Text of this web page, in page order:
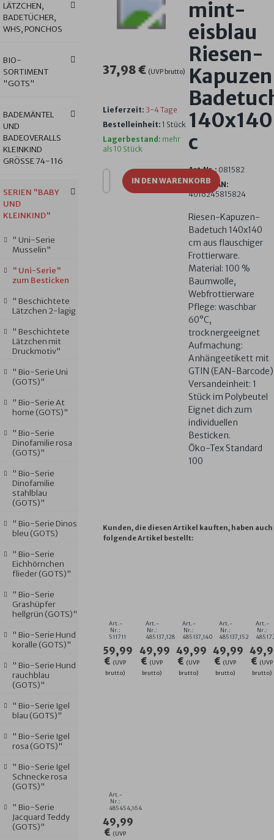
LÄTZCHEN,
BADETÜCHER,
WHS, PONCHOS
BIO-
SORTIMENT
"GOTS"
BADEMÄNTEL
UND
BADEOVERALLS
KLEINKIND
GRÖSSE 74-116
SERIEN "BABY
UND
KLEINKIND"
" Uni-Serie
Musselin"
" Uni-Serie"
zum Besticken
" Beschichtete
Lätzchen 2-lagig
" Beschichtete
Lätzchen mit
Druckmotiv"
" Bio-Serie Uni
(GOTS)"
" Bio-Serie At
home (GOTS)"
" Bio-Serie
Dinofamilie rosa
(GOTS)"
" Bio-Serie
Dinofamilie
stahlblau
(GOTS)"
" Bio-Serie Dinos
bleu (GOTS)
" Bio-Serie
Eichhörnchen
flieder (GOTS)"
" Bio-Serie
Grashüpfer
hellgrün (GOTS)"
" Bio-Serie Hund
koralle (GOTS)"
" Bio-Serie Hund
rauchblau
(GOTS)"
" Bio-Serie Igel
blau (GOTS)"
" Bio-Serie Igel
rosa (GOTS)"
" Bio-Serie Igel
Schnecke rosa
(GOTS)"
" Bio-Serie
Jacquard Teddy
(GOTS)"
mint-
eisblau
Riesen-
140x140
c
Art.Nr.: 081582
GTIN/EAN:
4016245815824
Riesen-Kapuzen-
Badetuch 140x140
cm aus flauschiger
Frottierware.
Material: 100 %
Baumwolle,
Webfrottierware
Pflege: waschbar
60°C,
trocknergeeignet
Aufmachung:
Anhängeetikett mit
GTIN (EAN-Barcode)
Versandeinheit: 1
Stück im Polybeutel
Eignet dich zum
individuellen
Besticken.
Öko-Tex Standard
100
37,98 € (UVP brutto)
Lieferzeit: 3-4 Tage
Bestelleinheit: 1 Stück
Lagerbestand: mehr
als 10 Stück
IN DEN WARENKORB
Kunden, die diesen Artikel kauften, haben auch
folgende Artikel bestellt:
GRÖSSE S
-X
XL
Art.-
Nr.:
511711
59,99
€ (UVP
brutto)
GRÖSSE 1
28
Art.-
Nr.:
485137,128
49,99
€ (UVP
brutto)
GRÖSSE 1
40
Art.-
Nr.:
485137,140
49,99
€ (UVP
brutto)
GRÖSSE 1
52
Art.-
Nr.:
485137,152
49,99
€ (UVP
brutto)
28
Art.-
Nr.:
€ (UVP
brutto)
RÖSSE 16
4
Art.-
Nr.:
485454,164
49,99
€ (UVP